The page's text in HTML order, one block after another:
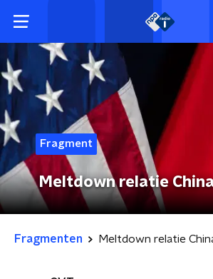
Fragment
Meltdown relatie
Fragmenten Meltdown relatie